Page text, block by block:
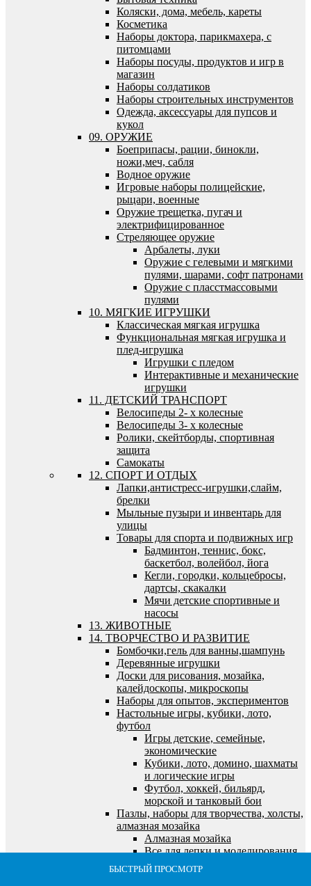
БЫСТРЫЙ ПРОСМОТР
БЫСТРЫЙ ПРОСМОТР
БЫСТРЫЙ ПРОСМОТР
БЫСТРЫЙ ПРОСМОТР
БЫСТРЫЙ ПРОСМОТР
Коляски, дома, мебель, кареты
Косметика
Наборы доктора, парикмахера, с
питомцами
Наборы посуды, продуктов и игр в
магазин
Наборы солдатиков
Наборы строительных инструментов
Одежда, аксессуары для пупсов и
кукол
09. ОРУЖИЕ
Боеприпасы, рации, бинокли,
ножи,меч, сабля
Водное оружие
Игровые наборы полицейские,
рыцари, военные
Оружие трещетка, пугач и
электрифицированное
Стреляющее оружие
Арбалеты, луки
Оружие с гелевыми и мягкими
пулями, шарами, софт патронами
Оружие с пласстмассовыми
пулями
10. МЯГКИЕ ИГРУШКИ
Классическая мягкая игрушка
Функциональная мягкая игрушка и
плед-игрушка
Игрушки с пледом
Интерактивные и механические
игрушки
11. ДЕТСКИЙ ТРАНСПОРТ
Велосипеды 2- х колесные
Велосипеды 3- х колесные
Ролики, скейтборды, спортивная
защита
Самокаты
12. СПОРТ И ОТДЫХ
Лапки,антистресс-игрушки,слайм,
брелки
Мыльные пузыри и инвентарь для
улицы
Товары для спорта и подвижных игр
Бадминтон, теннис, бокс,
баскетбол, волейбол, йога
Кегли, городки, кольцебросы,
дартсы, скакалки
Мячи детские спортивные и
насосы
13. ЖИВОТНЫЕ
14. ТВОРЧЕСТВО И РАЗВИТИЕ
Бомбочки,гель для ванны,шампунь
Деревянные игрушки
Доски для рисования, мозайка,
калейдоскопы, микроскопы
Наборы для опытов, экспериментов
Настольные игры, кубики, лото,
футбол
Игры детские, семейные,
экономические
Кубики, лото, домино, шахматы
и логические игры
Футбол, хоккей, бильярд,
морской и танковый бои
Пазлы, наборы для творчества, холсты,
алмазная мозайка
Алмазная мозайка
Все для лепки и моделирования
Все для рисования и росписи
Выжигание по дереву